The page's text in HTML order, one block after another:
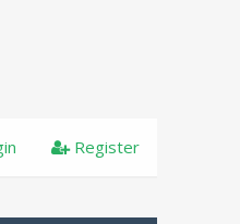
Register